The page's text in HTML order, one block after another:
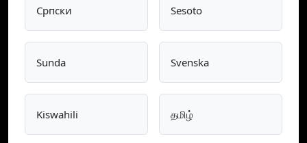
Српски Sesoto
Sunda Svenska
Kiswahili தமிழ்